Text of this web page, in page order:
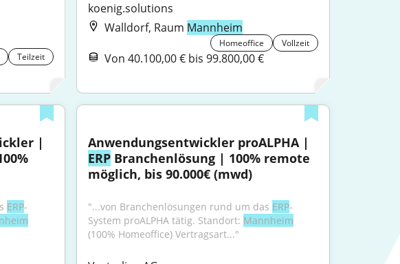
Teilzeit
koenig.solutions
Walldorf, Raum Mannheim
Homeoffice Vollzeit
Von 40.100,00 € bis 99.800,00 €
|
ERP-
ERP Branchenlösung | 100% remote
möglich, bis 90.000€ (mwd)
"...von Branchenlösungen rund um das ERP-
System proALPHA tätig. Standort: Mannheim
(100% Homeoffice) Vertragsart..."